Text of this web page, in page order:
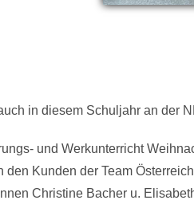
in diesem Schuljahr an der
und Werkunterricht
Kunden der Team
Christine Bacher u.